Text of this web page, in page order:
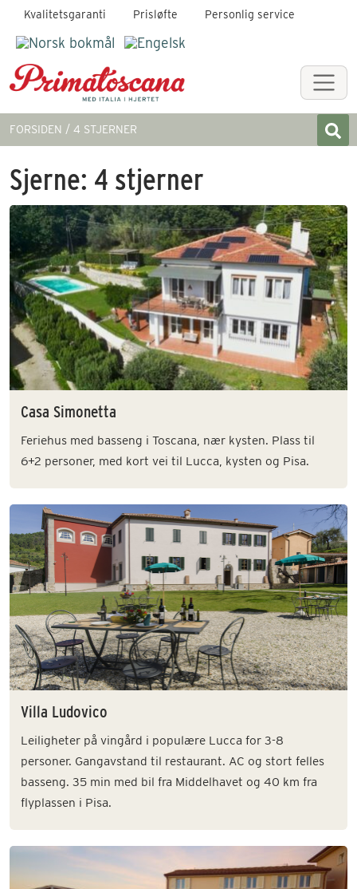
Kvalitetsgaranti Prisløfte Personlig service
FORSIDEN 4 STJERNER
Sjerne: 4 stjerner
Casa Simonetta
Feriehus med basseng i Toscana, nær kysten. Plass til
6+2 personer, med kort vei til Lucca, kysten og Pisa.
Villa Ludovico
Leiligheter på vingård i populære Lucca for 3-8
personer. Gangavstand til restaurant. AC og stort felles
basseng. 35 min med bil fra Middelhavet og 40 km fra
flyplassen i Pisa.